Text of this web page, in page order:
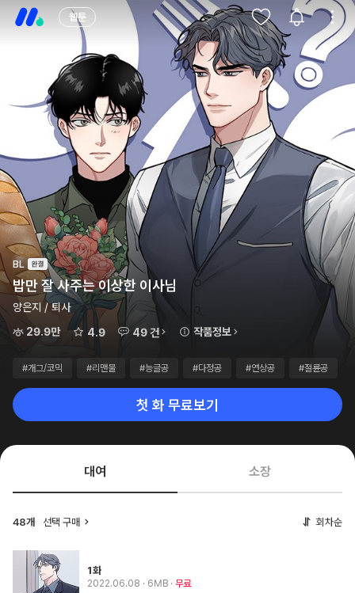
웹툰
BL
밥만 잘 사주는 이상한 이사님
양은지 / 퇴사
29.9만
4.9 49 건 작품정보
#개그/코믹 #리맨물 #능글공 #다정공 #연상공 #절륜공
첫 화 무료보기
대여 소장
48개 선택 구매 회차순
1화
2022.06.08 · 6MB 무료